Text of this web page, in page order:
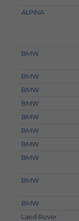
ALPINA
BMW
BMW
BMW
BMW
BMW
BMW
BMW
BMW
BMW
BMW
Land Rover